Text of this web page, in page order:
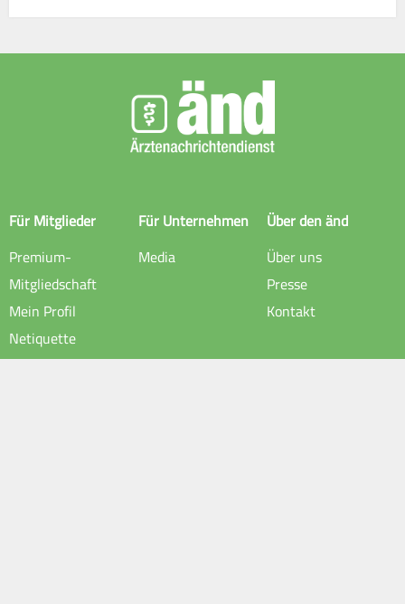
Für Mitglieder
Premium-
Mitgliedschaft
Mein Profil
Netiquette
Für Unternehmen
Media
Über den änd
Über uns
Presse
Kontakt
Rechtliche Hinweise